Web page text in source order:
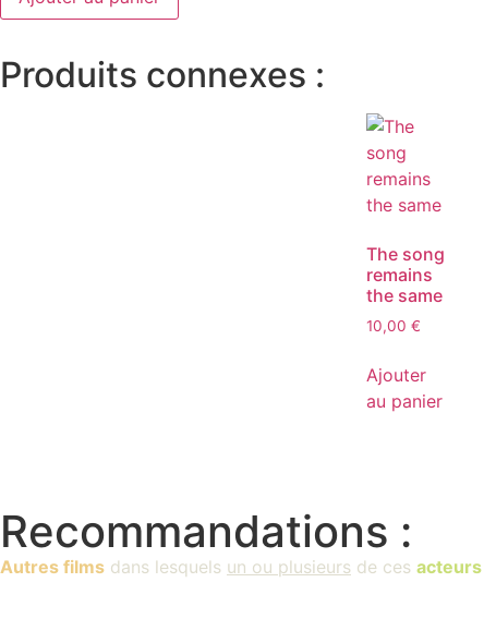
Produits connexes :
The song
remains
the same
10,00 €
Ajouter
au panier
Recommandations :
Autres films dans lesquels un ou plusieurs de ces acteurs